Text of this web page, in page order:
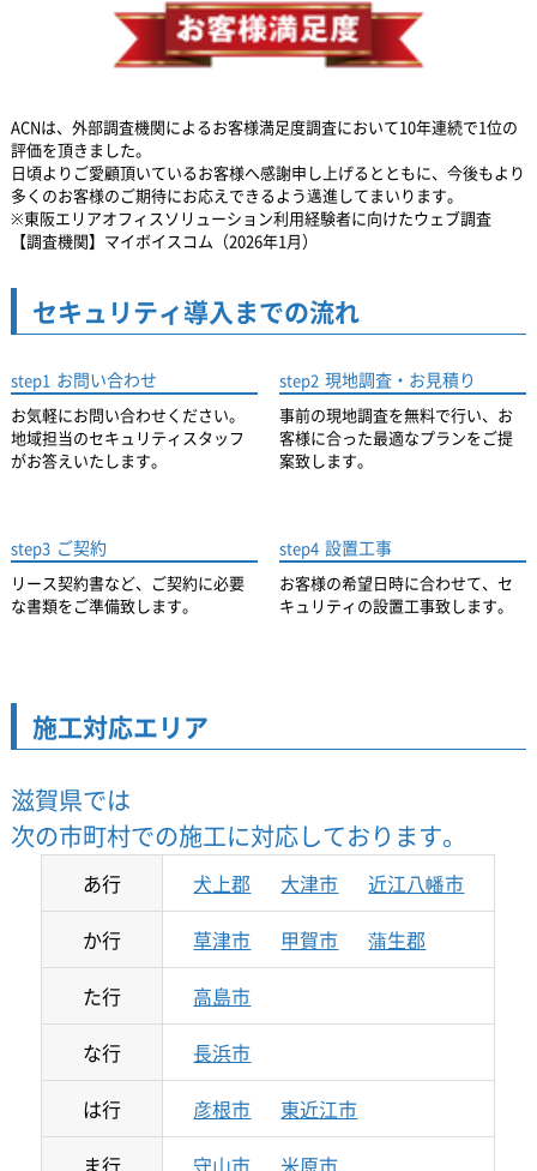
ACNは、外部調査機関によるお客様満足度調査において10年連続で1位の
評価を頂きました。
日頃よりご愛顧頂いているお客様へ感謝申し上げるとともに、 今後もより
多くのお客様のご期待にお応えできるよう邁進してまいります。
※東阪エリアオフィスソリューション利用経験者に向けたウェブ調査
【調査機関】マイボイスコム（2026年1月）
セキュリティ導入までの流れ
step1 お問い合わせ
お気軽にお問い合わせください。
地域担当のセキュリティスタッフ
がお答えいたします。
step2 現地調査・お見積り
事前の現地調査を無料で行い、お
客様に合った最適なプランをご提
案致します。
step3 ご契約
リース契約書など、ご契約に必要
な書類をご準備致します。
step4 設置工事
お客様の希望日時に合わせて、セ
キュリティの設置工事致します。
施工対応エリア
滋賀県では
次の市町村での施工に対応しております。
あ行 犬上郡 大津市
近江八幡市
か行
草津市 甲賀市
蒲生郡
た行
高島市
な行
長浜市
は行
彦根市
東近江市
ま行
守山市 米原市